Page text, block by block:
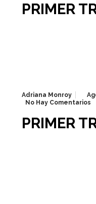
PRIMER
Adriana Monroy
No Hay Comentarios
PRIMER